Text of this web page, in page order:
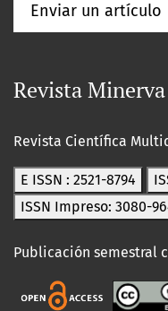
Enviar un artículo
Revista Minerva
Revista Científica
E ISSN : 2521-8794
ISSN Impreso: 3080-
Publicación semestral